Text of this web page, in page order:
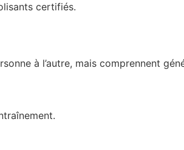
certifiés.
à l’autre, mais comprennent